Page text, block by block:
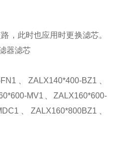
，此时也应用时更换滤芯。
器滤芯
、ZALX140*400-BZ1
MV1
ZALX160*600-
ZALX160*800BZ1